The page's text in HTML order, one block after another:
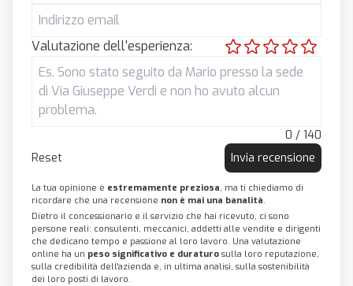
Valutazione dell'esperienza:
0 / 140
Reset
Invia recensione
La tua opinione è estremamente preziosa, ma ti chiediamo di
ricordare che una recensione non è mai una banalità.
Dietro il concessionario e il servizio che hai ricevuto, ci sono
persone reali: consulenti, meccanici, addetti alle vendite e dirigenti
che dedicano tempo e passione al loro lavoro. Una valutazione
online ha un peso significativo e duraturo sulla loro reputazione,
sulla credibilità dell'azienda e, in ultima analisi, sulla sostenibilità
dei loro posti di lavoro.